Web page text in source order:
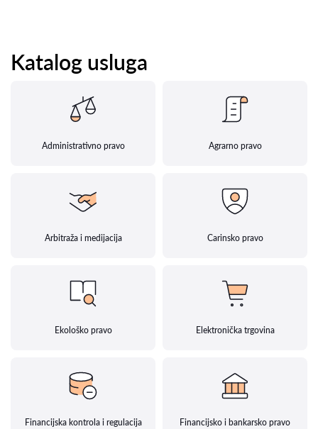
Katalog usluga
Administrativno pravo Agrarno pravo
Arbitraža i medijacija Carinsko pravo
Ekološko pravo Elektronička trgovina
Financijska kontrola i regulacija Financijsko i bankarsko pravo